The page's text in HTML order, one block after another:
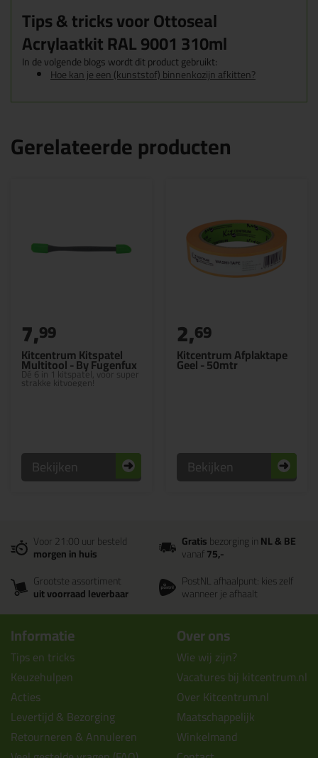
Tips & tricks voor Ottoseal
Acrylaatkit RAL 9001 310ml
In de volgende blogs wordt dit product gebruikt:
Hoe kan je een (kunststof) binnenkozijn afkitten?
Gerelateerde producten
Kitcentrum Kitspatel
Multitool - By Fugenfux
Dé 6 in 1 kitspatel, voor super
strakke kitvoegen!
7,99
Bekijken
Kitcentrum Afplaktape
Geel - 50mtr
2,69
Bekijken
Voor 21:00 uur besteld
morgen in huis
Gratisbezorging inNL & BE
vanaf75,-
Grootste assortiment
uit voorraad leverbaar
PostNL afhaalpunt: kies zelf
wanneer je afhaalt
Informatie
Tips en tricks
Keuzehulpen
Acties
Levertijd & Bezorging
Retourneren & Annuleren
Over ons
Wie wij zijn?
Vacatures bij kitcentrum.nl
Over Kitcentrum.nl
Maatschappelijk
Winkelmand